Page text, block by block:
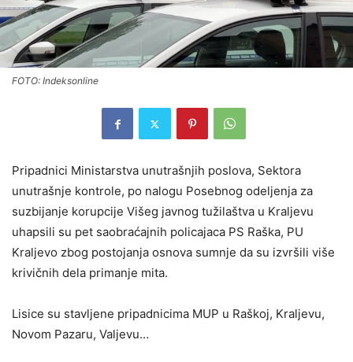
FOTO: Indeksonline
Pripadnici Ministarstva unutrašnjih poslova, Sektora
unutrašnje kontrole, po nalogu Posebnog odeljenja za
suzbijanje korupcije Višeg javnog tužilaštva u Kraljevu
uhapsili su pet saobraćajnih policajaca PS Raška, PU
Kraljevo zbog postojanja osnova sumnje da su izvršili više
krivičnih dela primanje mita.
Lisice su stavljene pripadnicima MUP u Raškoj, Kraljevu,
Novom Pazaru, Valjevu…